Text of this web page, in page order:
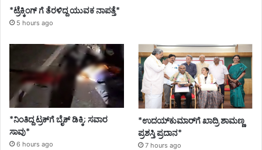
*ಟ್ರೆಕ್ಕಿಂಗ್ ಗೆ ತೆರಳಿದ್ದ ಯುವಕ ನಾಪತ್ತೆ*
5 hours ago
*ನಿಂತಿದ್ದ ಟ್ರಕ್‌ಗೆ ಬೈಕ್ ಡಿಕ್ಕಿ; ಸವಾರ
ಸಾವು*
6 hours ago
*ಉದಯ್‌ಕುಮಾರ್‌ಗೆ ಖಾದ್ರಿ ಶಾಮಣ್ಣ
ಪ್ರಶಸ್ತಿ ಪ್ರದಾನ*
7 hours ago